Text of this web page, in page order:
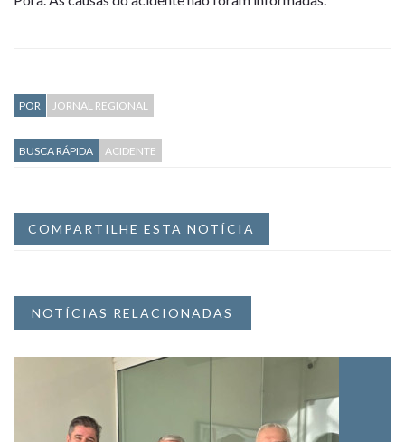
POR JORNAL REGIONAL
BUSCA RÁPIDA ACIDENTE
COMPARTILHE ESTA NOTÍCIA
NOTÍCIAS RELACIONADAS